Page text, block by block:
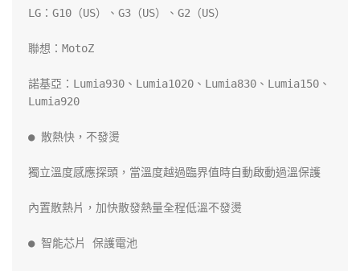
LG：G10（US）、G3（US）、G2（US）
聯想：MotoZ
諾基亞：Lumia930、Lumia1020、Lumia830、Lumia150、
Lumia920
● 散熱快，不發燙
獨立溫度感應探頭，當溫度越過臨界值時自動啟動過溫保護
內置散熱片，加快散發熱量全程低溫不發燙
● 智能芯片 保護電池